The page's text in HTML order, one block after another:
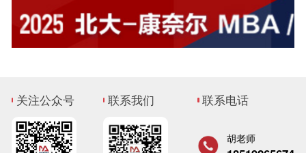
关注公众号 联系我们 联系电话
胡老师